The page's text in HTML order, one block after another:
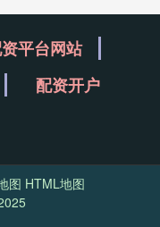
平台网站
配资开户
图 HTML地图